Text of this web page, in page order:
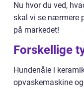
Nu hvor du ved,
skal vi se nærmere
på markedet!
Forskellige
Hundenåle i
opvaskemaskine